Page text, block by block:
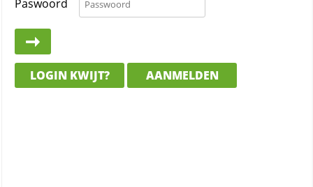
Paswoord
LOGIN KWIJT? AANMELDEN